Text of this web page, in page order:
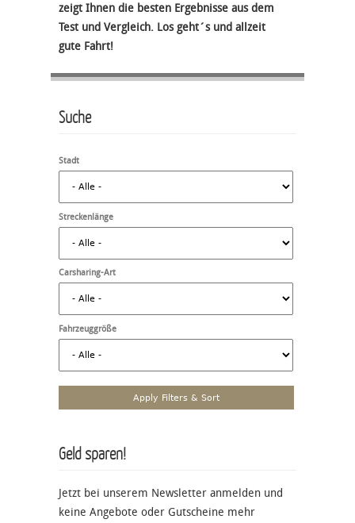
zeigt Ihnen die besten Ergebnisse aus dem
Test und Vergleich. Los geht´s und allzeit
gute Fahrt!
Suche
Stadt
Streckenlänge
Carsharing-Art
Fahrzeuggröße
Geld sparen!
Jetzt bei unserem Newsletter anmelden und
keine Angebote oder Gutscheine mehr